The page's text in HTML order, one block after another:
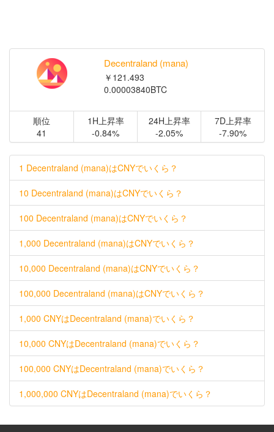
Decentraland (mana)
￥121.493
0.00003840BTC
順位
41
1H上昇率
-0.84%
24H上昇率
-2.05%
7D上昇率
-7.90%
1 Decentraland (mana)はCNYでいくら？
10 Decentraland (mana)はCNYでいくら？
100 Decentraland (mana)はCNYでいくら？
1,000 Decentraland (mana)はCNYでいくら？
10,000 Decentraland (mana)はCNYでいくら？
100,000 Decentraland (mana)はCNYでいくら？
1,000 CNYはDecentraland (mana)でいくら？
10,000 CNYはDecentraland (mana)でいくら？
100,000 CNYはDecentraland (mana)でいくら？
1,000,000 CNYはDecentraland (mana)でいくら？